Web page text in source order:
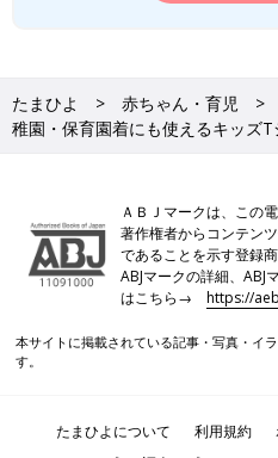
たまひよ 赤ちゃん・育児
稚園・保育園着にも使えるキッズT
ＡＢＪマークは、この
著作権者からコンテン
であることを示す登録
ABJマークの詳細、ABJ
はこちら→https://
本サイトに掲載されている記事・写真・イ
す。
たまひよについて 利用規約